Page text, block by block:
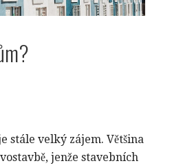
stále velký zájem. Většina
jenže stavebních